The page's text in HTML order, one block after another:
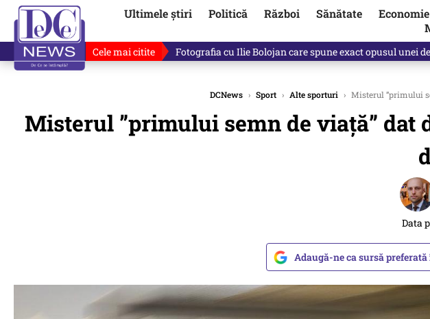
Ultimele știri Politică Război Sănătate Economie
Cele mai citite Ilie Bolojan, gafă în direct despre „omul harnic“ / video
DCNews › Sport › Alte sporturi › Misterul ”primului
Misterul ”primului semn de viață” dat
Data
Adaugă-ne ca sursă preferată